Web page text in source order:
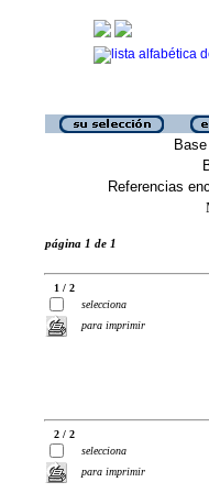
Referencias
página 1 de 1
1 / 2
selecciona
para imprimir
2 / 2
selecciona
para imprimir